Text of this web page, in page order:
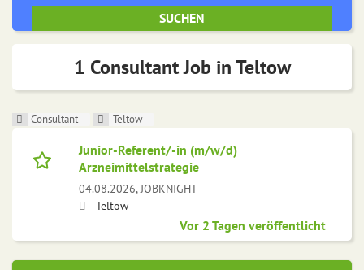
1 Consultant Job in Teltow
Consultant Teltow
Junior-Referent/-in (m/w/d)
Arzneimittelstrategie
04.08.2026,JOBKNIGHT
Teltow
Vor 2 Tagen veröffentlicht